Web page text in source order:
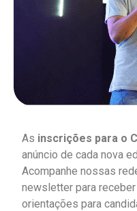
As inscrições para o
anúncio de cada nova
Acompanhe nossas
newsletter para
orientações para